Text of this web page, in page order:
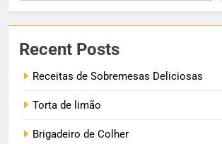
Recent Posts
Receitas de Sobremesas Deliciosas
Torta de limão
Brigadeiro de Colher